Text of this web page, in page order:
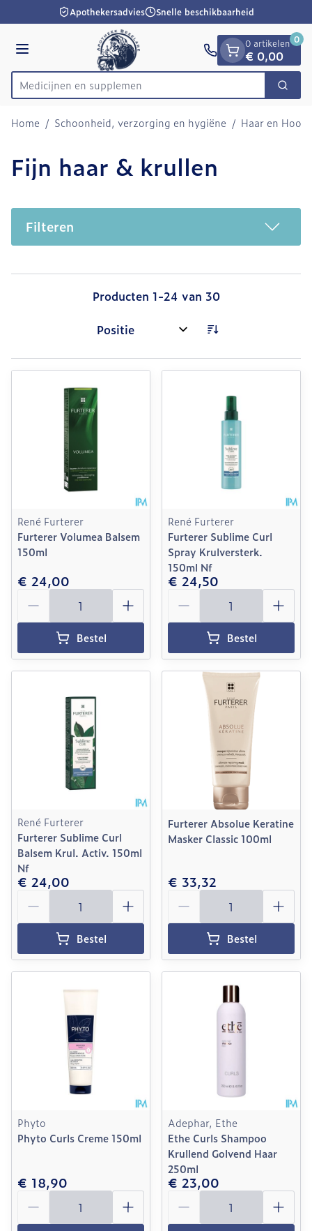
Ga naar de inhoudApothekersadvies Snelle beschikbaarheid
Menu
Product, merk, categorie...
Medic Zoek
0 artikelen
€ 0,00
0
Home / Schoonheid, verzorging en hygiëne / Haar en Hoofd
Fijn haar & krullen
Filteren
Producten 1-24 van 30
Sorteer op:
René Furterer
Furterer Volumea Balsem
150ml
€ 24,00
Aantal
Bestel
René Furterer
Furterer Sublime Curl
Spray Krulversterk.
150ml Nf
€ 24,50
Aantal
Bestel
René Furterer
Furterer Sublime Curl
Balsem Krul. Activ. 150ml
Nf
€ 24,00
Aantal
Bestel
Furterer Absolue Keratine
Masker Classic 100ml
€ 33,32
Aantal
Bestel
Phyto
Phyto Curls Creme 150ml
€ 18,90
Aantal
Adephar, Ethe
Ethe Curls Shampoo
Krullend Golvend Haar
250ml
€ 23,00
Aantal